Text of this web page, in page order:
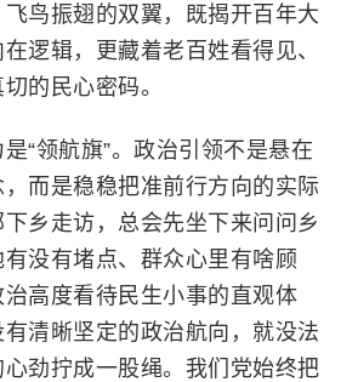
鸟振翅的双翼，既揭开百年大
逻辑，更藏着老百姓看得见、
的民心密码。
领航旗”。政治引领不是悬在
而是稳稳把准前行方向的实际
乡走访，总会先坐下来问问乡
没有堵点、群众心里有啥顾
高度看待民生小事的直观体
清晰坚定的政治航向，就没法
劲拧成一股绳。我们党始终把